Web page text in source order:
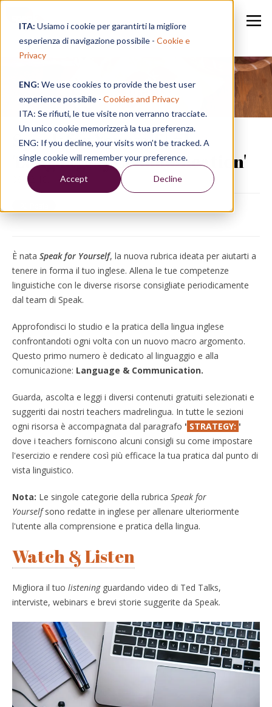
ITA: Usiamo i cookie per garantirti la migliore
esperienza di navigazione possibile - Cookie e
Privacy
ENG: We use cookies to provide the best user
experience possibile - Cookies and Privacy
ITA: Se rifiuti, le tue visite non verranno tracciate.
Un unico cookie memorizzerà la tua preferenza.
ENG: If you decline, your visits won’t be tracked. A
single cookie will remember your preference.
Accept Decline
Speak in a Week
Speak for Yourself | #1 -
'Language & Communication'
08/02/18, 11:20
È nata Speak for Yourself, la nuova rubrica ideata per aiutarti a
tenere in forma il tuo inglese. Allena le tue competenze
linguistiche con le diverse risorse consigliate periodicamente
dal team di Speak.
Approfondisci lo studio e la pratica della lingua inglese
confrontandoti ogni volta con un nuovo macro argomento.
Questo primo numero è dedicato al linguaggio e alla
comunicazione: Language & Communication.
Guarda, ascolta e leggi i diversi contenuti gratuiti selezionati e
suggeriti dai nostri teachers madrelingua. In tutte le sezioni
ogni risorsa è accompagnata dal paragrafo ' STRATEGY: '
dove i teachers forniscono alcuni consigli su come impostare
l'esercizio e rendere così più efficace la tua pratica dal punto di
vista linguistico.
Nota: Le singole categorie della rubrica Speak for
Yourself sono redatte in inglese per allenare ulteriormente
l'utente alla comprensione e pratica della lingua.
Watch & Listen
Migliora il tuo listening guardando video di Ted Talks,
interviste, webinars e brevi storie suggerite da Speak.